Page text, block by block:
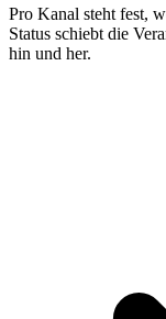
Pro Kanal steht fest,
Status schiebt die
hin und her.